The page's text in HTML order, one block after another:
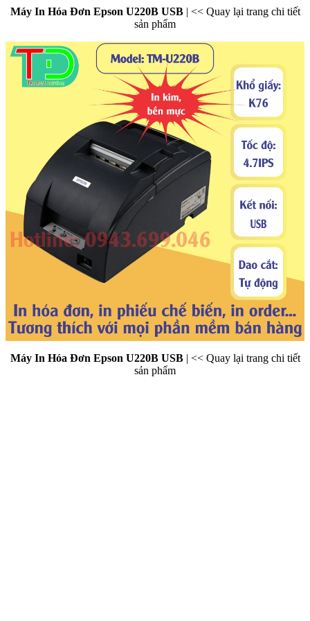
Máy In Hóa Đơn Epson U220B USB | << Quay lại trang chi tiết
sản phẩm
Máy In Hóa Đơn Epson U220B USB| << Quay lại trang chi tiết
sản phẩm